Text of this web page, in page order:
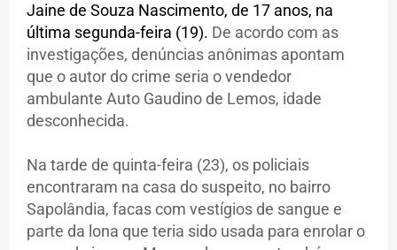
Jaine de Souza Nascimento, de 17 anos, na
última segunda-feira (19). De acordo com as
investigações, denúncias anônimas apontam
que o autor do crime seria o vendedor
ambulante Auto Gaudino de Lemos, idade
desconhecida.
Na tarde de quinta-feira (23), os policiais
encontraram na casa do suspeito, no bairro
Sapolândia, facas com vestígios de sangue e
parte da lona que teria sido usada para enrolar o